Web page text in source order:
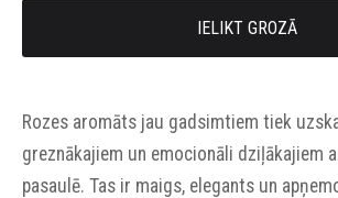
IELIKT GROZĀ
Rozes aromāts jau gadsimtiem tiek
greznākajiem un emocionāli dziļākajiem
pasaulē. Tas ir maigs, elegants un